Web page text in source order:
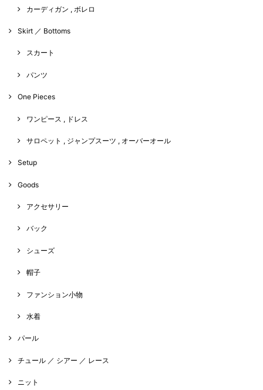
カーディガン , ボレロ
Skirt ／ Bottoms
スカート
パンツ
One Pieces
ワンピース , ドレス
サロペット , ジャンプスーツ , オーバーオール
Setup
Goods
アクセサリー
バック
シューズ
帽子
ファンション小物
水着
パール
チュール ／ シアー ／ レース
ニット